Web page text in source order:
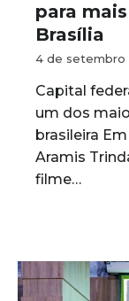
para
Brasília
4 de setembro
Capital
um dos
brasileira
Aramis
filme…